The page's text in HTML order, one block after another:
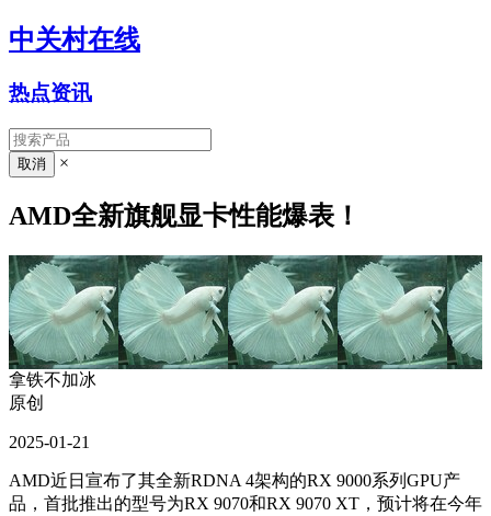
中关村在线
热点资讯
×
AMD全新旗舰显卡性能爆表！
拿铁不加冰
原创
2025-01-21
AMD近日宣布了其全新RDNA 4架构的RX 9000系列GPU产
品，首批推出的型号为RX 9070和RX 9070 XT，预计将在今年